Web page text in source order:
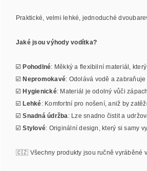
Praktické, velmi lehké, jednoduché
Jaké jsou výhody vodítka?
☑️Pohodlné: Měkký a flexibilní materiál,
☑️Nepromokavé: Odolává vodě a zabraňuje
☑️Hygienické: Materiál je odolný vůči
☑️Lehké: Komfortní pro nošení, aniž by
☑️Snadná údržba : Lze snadno čistit a
☑️Stylové: Originální design, který si samy
🇨🇿 Všechny produkty jsou ručně vyráběné v